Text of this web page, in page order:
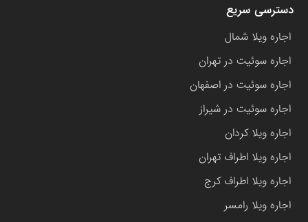
دسترسی سریع
اجاره ویلا شمال
اجاره سوئیت در تهران
اجاره سوئیت در اصفهان
اجاره سوئیت در شیراز
اجاره ویلا کردان
اجاره ویلا اطراف تهران
اجاره ویلا اطراف کرج
اجاره ویلا رامسر